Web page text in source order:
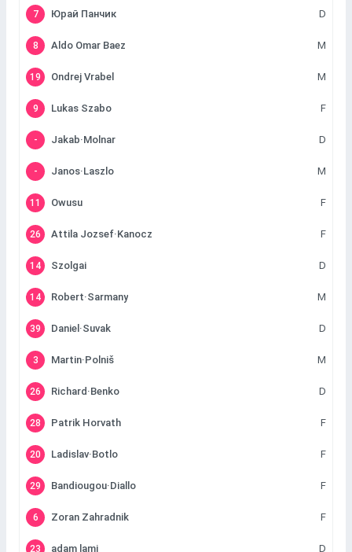
7 Юрай Панчик D
8 Aldo Omar Baez M
19 Ondrej Vrabel M
9 Lukas Szabo F
- Jakab·Molnar D
- Janos·Laszlo M
11 Owusu F
26 Attila Jozsef·Kanocz F
14 Szolgai D
14 Robert·Sarmany M
39 Daniel·Suvak D
3 Martin·Polniš M
26 Richard·Benko D
28 Patrik Horvath F
20 Ladislav·Botlo F
29 Bandiougou·Diallo F
6 Zoran Zahradnik F
23 adam lami D